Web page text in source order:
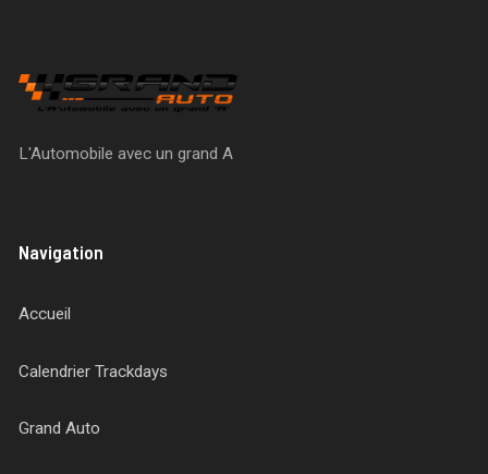
L'Automobile avec un grand A
Navigation
Accueil
Calendrier Trackdays
Grand Auto